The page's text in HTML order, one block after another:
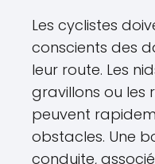
Les cyclistes
conscients des
leur route. Les
gravillons ou les
peuvent
obstacles. Une
conduite,